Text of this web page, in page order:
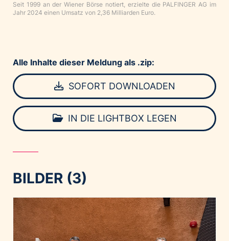
Seit 1999 an der Wiener Börse notiert, erzielte die PALFINGER AG im
Jahr 2024 einen Umsatz von 2,36 Milliarden Euro.
Alle Inhalte dieser Meldung als .zip:
SOFORT DOWNLOADEN
IN DIE LIGHTBOX LEGEN
BILDER (3)